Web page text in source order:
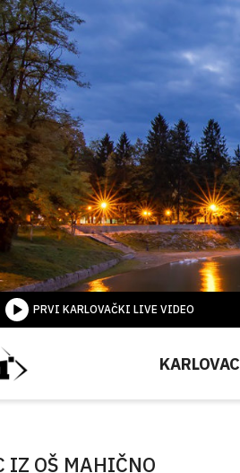
PRVI KARLOVAČKI LIVE VIDEO
KARLOVAC
IZ OŠ MAHIČNO